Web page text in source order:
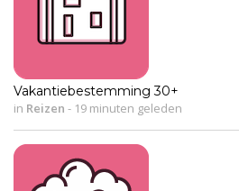
Vakantiebestemming 30+
in Reizen - 19 minuten geleden